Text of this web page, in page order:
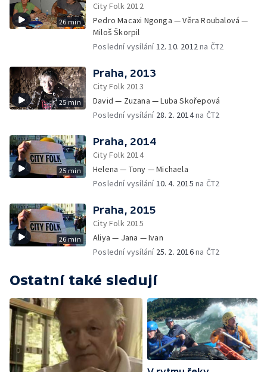
26 min
City Folk 2012
Pedro Macaxi Ngonga — Věra Roubalová —
Miloš Škorpil
Poslední vysílání12. 10. 2012na ČT2
25 min
Praha, 2013
City Folk 2013
David — Zuzana — Luba Skořepová
Poslední vysílání 28. 2. 2014na ČT2
25 min
Praha, 2014
City Folk 2014
Helena — Tony — Michaela
Poslední vysílání10. 4. 2015 na ČT2
26 min
Praha, 2015
City Folk 2015
Aliya — Jana — Ivan
Poslední vysílání 25. 2. 2016na ČT2
Ostatní také sledují